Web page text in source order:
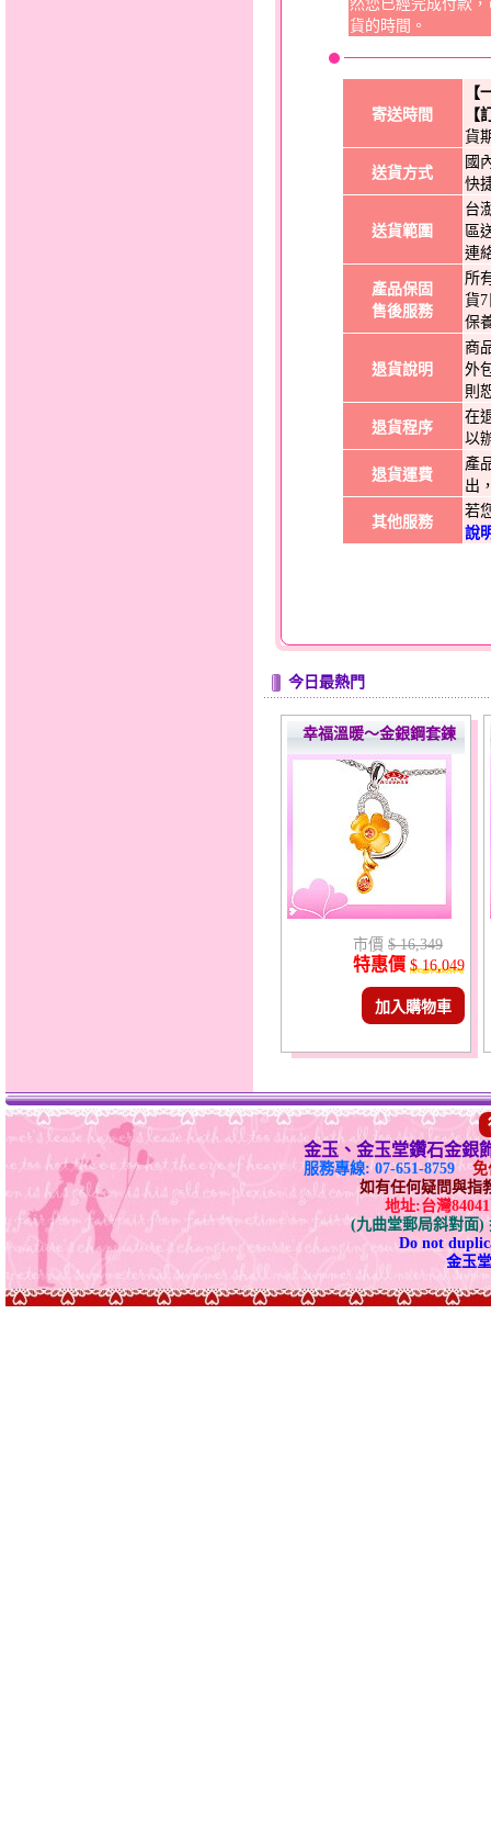
然您已經完成付款
貨的時間。
寄送時間
【
【
貨
送貨方式
國
快
送貨範圍
台
區
連
產品保固
售後服務
所
貨
保
退貨說明
商
外
則
退貨程序
在
以
退貨運費
產
出
其他服務
若
說
今日最熱門
幸福溫暖～金銀鋼套鍊
市價 $ 16,349
特惠價 $ 16,049
加入購物車
金玉、金玉堂鑽石金銀
服務專線: 07-651-8759
免
如有任何疑問與指
地址:台灣
(九曲堂郵局斜對面)
Do not
金玉